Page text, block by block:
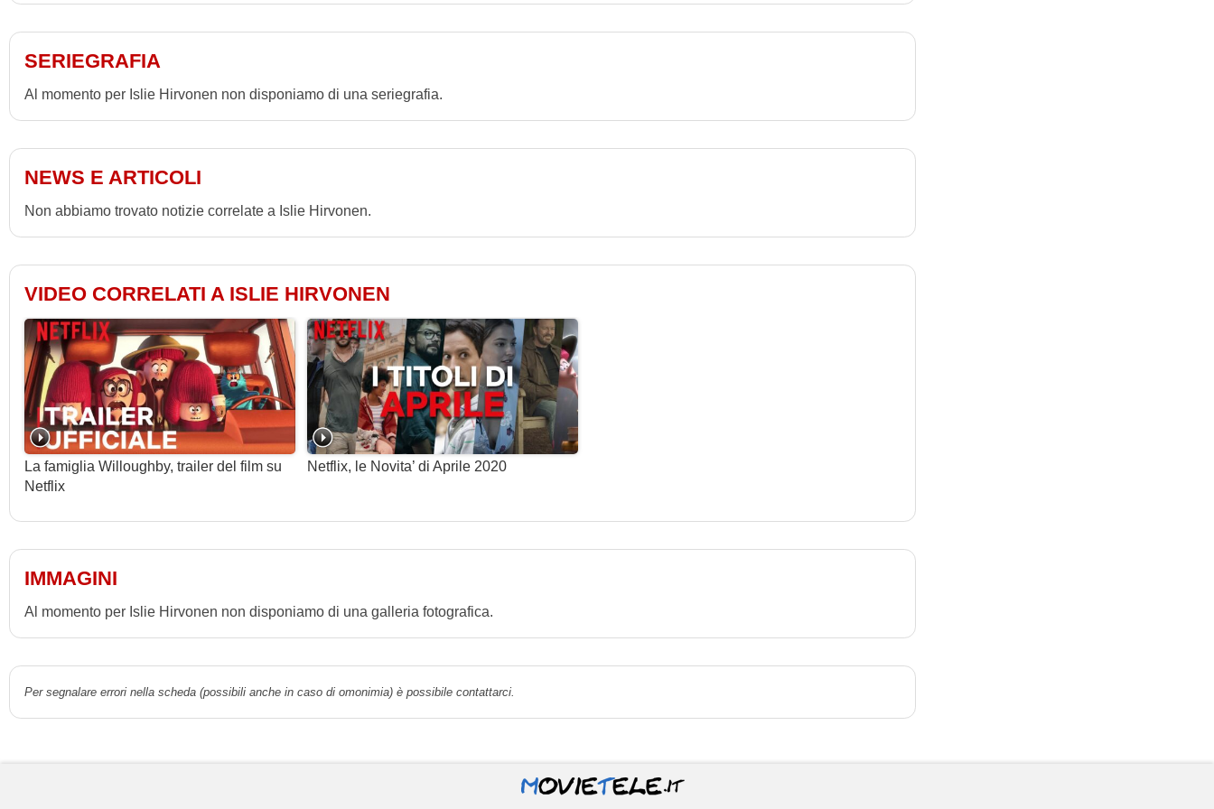
SERIEGRAFIA
Al momento per Islie Hirvonen non disponiamo di una seriegrafia.
NEWS E ARTICOLI
Non abbiamo trovato notizie correlate a Islie Hirvonen.
VIDEO CORRELATI A ISLIE HIRVONEN
La famiglia Willoughby, trailer del film su
Netflix
Netflix, le Novita’ di Aprile 2020
IMMAGINI
Al momento per Islie Hirvonen non disponiamo di una galleria fotografica.
Per segnalare errori nella scheda (possibili anche in caso di omonimia) è possibile contattarci.